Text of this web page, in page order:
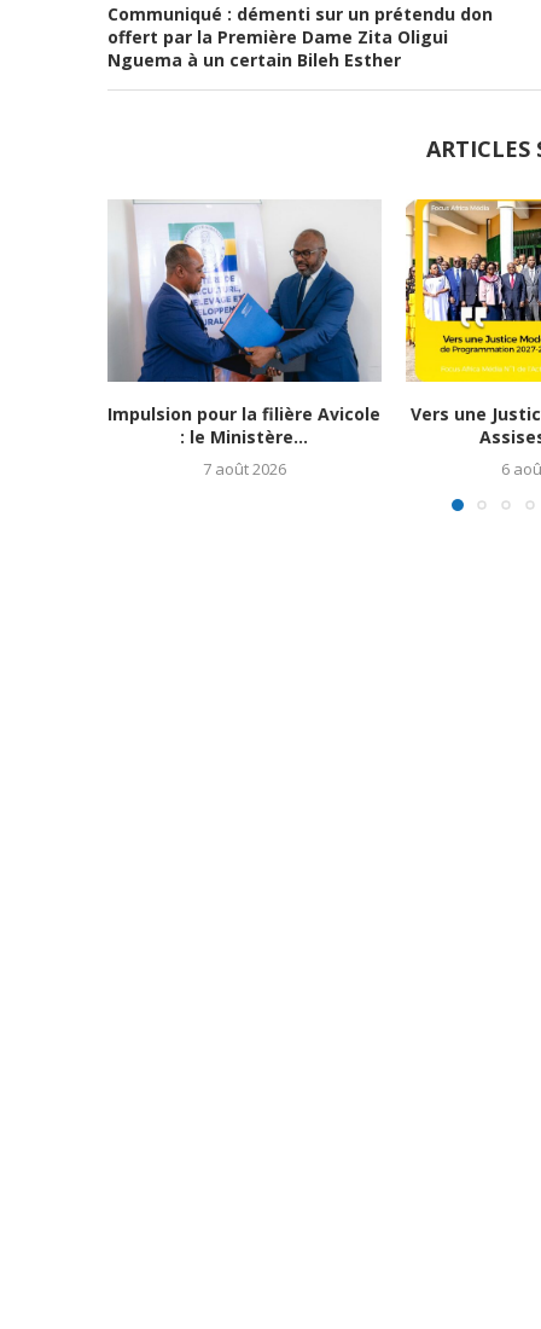
Communiqué : démenti sur un prétendu don
offert par la Première Dame Zita Oligui
Nguema à un certain Bileh Esther
ARTICLES
Impulsion pour la filière Avicole
: le Ministère...
7 août 2026
Vers une
6